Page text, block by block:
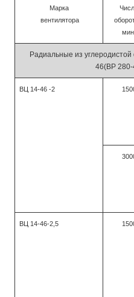
Марка
вентилятора
мин.
Радиальные из
46(ВР
ВЦ 14-46 -2
ВЦ 14-46-2,5